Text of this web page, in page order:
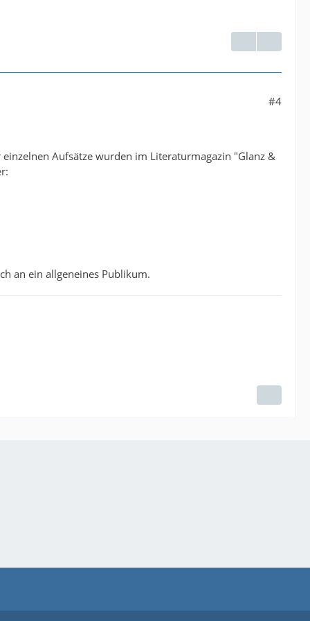
#4
Aufsätze wurden im Literaturmagazin "Glanz &
an ein allgeneines Publikum.